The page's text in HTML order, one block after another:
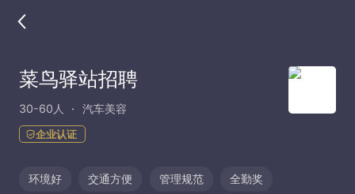
菜鸟驿站招聘
30-60人 汽车美容
企业认证
环境好 交通方便 管理规范 全勤奖